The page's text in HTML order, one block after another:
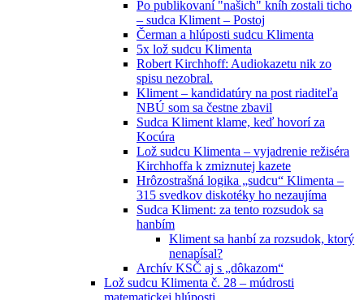
Po publikovaní "našich" kníh zostali ticho
– sudca Kliment – Postoj
Čerman a hlúposti sudcu Klimenta
5x lož sudcu Klimenta
Robert Kirchhoff: Audiokazetu nik zo
spisu nezobral.
Kliment – kandidatúry na post riaditeľa
NBÚ som sa čestne zbavil
Sudca Kliment klame, keď hovorí za
Kocúra
Lož sudcu Klimenta – vyjadrenie režiséra
Kirchhoffa k zmiznutej kazete
Hrôzostrašná logika „sudcu“ Klimenta –
315 svedkov diskotéky ho nezaujíma
Sudca Kliment: za tento rozsudok sa
hanbím
Kliment sa hanbí za rozsudok, ktorý
nenapísal?
Archív KSČ aj s „dôkazom“
Lož sudcu Klimenta č. 28 – múdrosti
matematickej hlúposti